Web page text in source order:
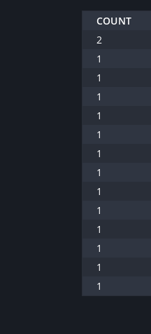
COUNT
2
1
1
1
1
1
1
1
1
1
1
1
1
1